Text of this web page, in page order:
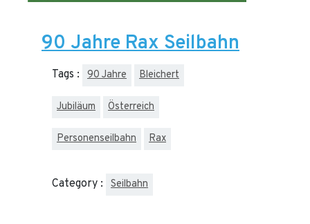
90 Jahre Rax Seilbahn
Tags : 90 Jahre Bleichert
Jubiläum Österreich
Personenseilbahn Rax
Category : Seilbahn